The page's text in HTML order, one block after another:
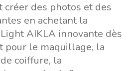
créer des photos et des
en achetant la
AIKLA innovante dès
pour le maquillage, la
coiffure, la